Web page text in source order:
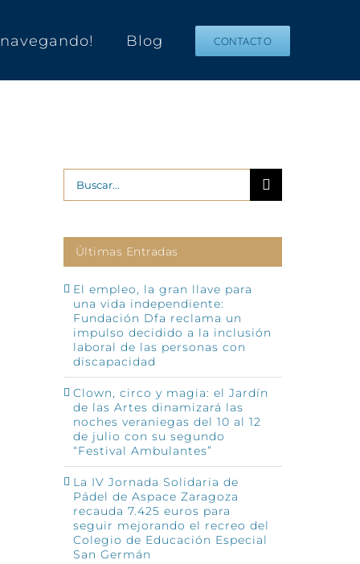
navegando! Blog CONTACTO
Buscar:
Últimas Entradas
El empleo, la gran llave para
una vida independiente:
Fundación Dfa reclama un
impulso decidido a la inclusión
laboral de las personas con
discapacidad
Clown, circo y magia: el Jardín
de las Artes dinamizará las
noches veraniegas del 10 al 12
de julio con su segundo
“Festival Ambulantes”
La IV Jornada Solidaria de
Pádel de Aspace Zaragoza
recauda 7.425 euros para
seguir mejorando el recreo del
Colegio de Educación Especial
San Germán